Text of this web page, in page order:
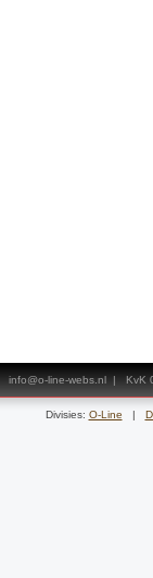
| info@o-line-webs.nl |
Divisies: O-Line |